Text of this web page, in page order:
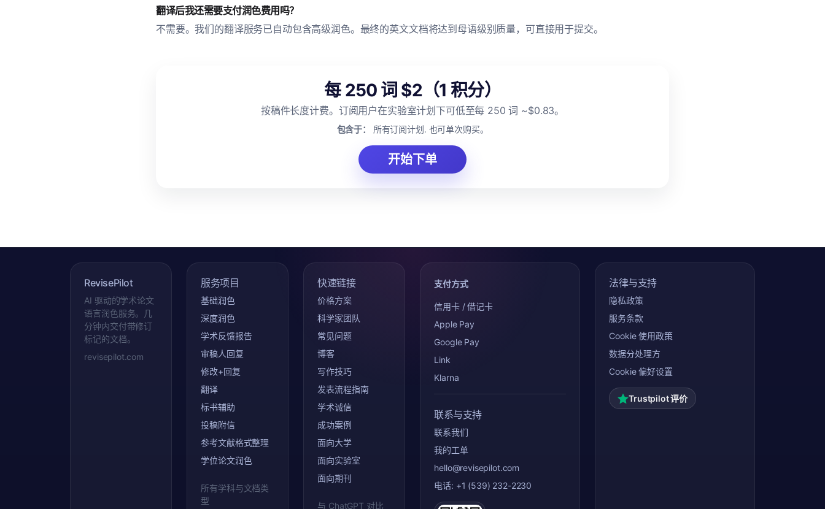
翻译后我还需要支付润色费用吗？
不需要。我们的翻译服务已自动包含高级润色。最终的英文文档将达到母语级别质量，可直接用于提交。
每 250 词 $2（1 积分）
按稿件长度计费。订阅用户在实验室计划下可低至每 250 词 ~$0.83。
包含于： 所有订阅计划. 也可单次购买。
开始下单
RevisePilot
AI 驱动的学术论文
语言润色服务。几
分钟内交付带修订
标记的文档。
revisepilot.com
服务项目
基础润色
深度润色
学术反馈报告
审稿人回复
修改+回复
翻译
标书辅助
投稿附信
参考文献格式整理
学位论文润色
所有学科与文档类
型
快速链接
价格方案
科学家团队
常见问题
博客
写作技巧
发表流程指南
学术诚信
成功案例
面向大学
面向实验室
面向期刊
与 ChatGPT 对比
支付方式
信用卡 / 借记卡
Apple Pay
Google Pay
Link
Klarna
联系与支持
联系我们
我的工单
hello@revisepilot.com
电话: +1 (539) 232-2230
法律与支持
隐私政策
服务条款
Cookie 使用政策
数据分处理方
Cookie 偏好设置
Trustpilot 评价